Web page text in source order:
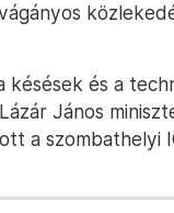
és a
János
a szombathelyi